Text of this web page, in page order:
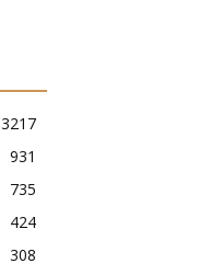
3217
931
735
424
308